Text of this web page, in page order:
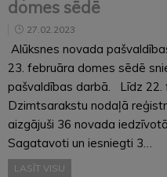
domes sēdē
27.02.2023
Alūksnes novada
23. februāra domes sēdē
pašvaldības darbā. Līdz 22.
Dzimtsarakstu nodaļā
aizgājuši 36 novada
Sagatavoti un iesniegti 3…
LASĪT VISU